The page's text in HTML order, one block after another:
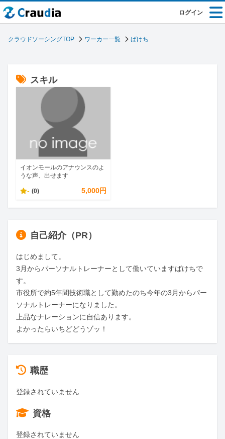
ログイン
クラウドソーシングTOP ワーカー一覧 ばけち
スキル
イオンモールのアナウンスのよ
うな声、出せます
- (0) 5,000円
自己紹介（PR）
はじめまして。
3月からパーソナルトレーナーとして働いていますばけちで
す。
市役所で約5年間技術職として勤めたのち今年の3月からパー
ソナルトレーナーになりました。
上品なナレーションに自信あります。
よかったらいちどどうゾッ！
職歴
登録されていません
資格
登録されていません